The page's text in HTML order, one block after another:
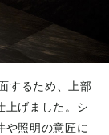
するため、上部
上げました。シ
や照明の意匠に